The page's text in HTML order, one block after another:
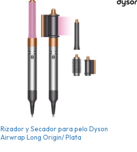
Rizador y Secador para pelo Dyson
Airwrap Long Origin/ Plata